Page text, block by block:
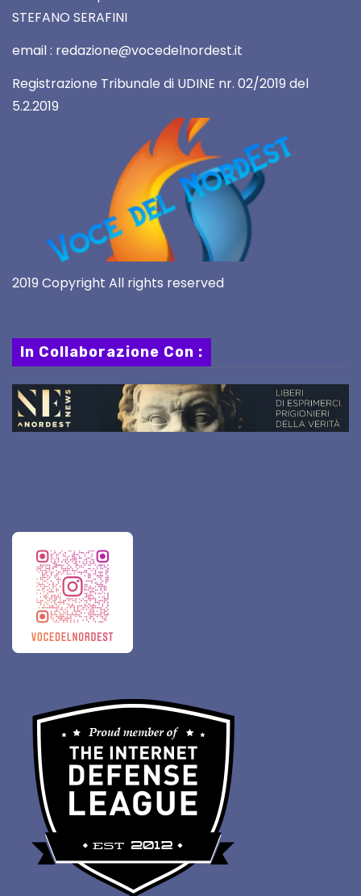
STEFANO SERAFINI
email : redazione@vocedelnordest.it
Registrazione Tribunale di UDINE nr. 02/2019 del
5.2.2019
2019 Copyright All rights reserved
In Collaborazione Con :